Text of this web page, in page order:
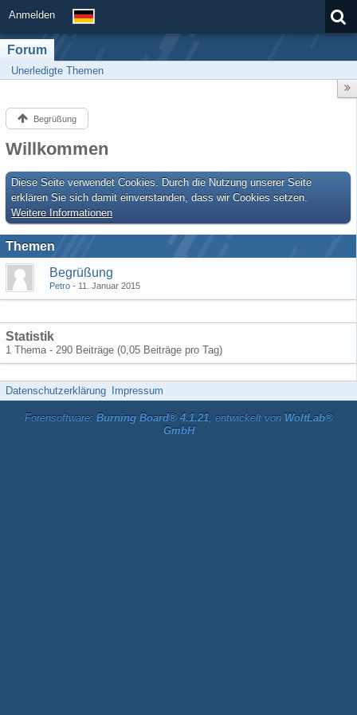
Anmelden
Forum
Unerledigte Themen
Begrüßung
Willkommen
Diese Seite verwendet Cookies. Durch die Nutzung unserer Seite
erklären Sie sich damit einverstanden, dass wir Cookies setzen.
Weitere Informationen
Themen
Begrüßung
Petro 11. Januar 2015
Statistik
1 Thema - 290 Beiträge (0,05 Beiträge pro Tag)
Datenschutzerklärung Impressum
Forensoftware: Burning Board® 4.1.21, entwickelt von WoltLab®
GmbH